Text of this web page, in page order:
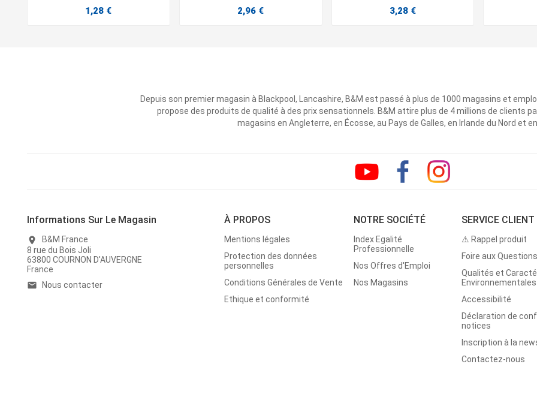
1,28 € 2,96 € 3,28 €
Depuis son premier magasin à Blackpool, Lancashire, B&M est passé à plus de 1000 magasins et
propose des produits de qualité à des prix sensationnels. B&M attire plus de 4 millions de clients
magasins en Angleterre, en Écosse, au Pays de Galles, en Irlande du Nord et
Informations Sur Le Magasin
location_on
B&M France
8 rue du Bois Joli
63800 COURNON D'AUVERGNE
France
email Nous contacter
À PROPOS
Mentions légales
Protection des données
personnelles
Conditions Générales de Vente
Ethique et conformité
NOTRE SOCIÉTÉ
Index Egalité
Professionnelle
Nos Offres d'Emploi
Nos Magasins
SERVICE CLIENT
⚠ Rappel produit
Foire aux
Qualités et
Environnementales
Accessibilité
Déclaration de
notices
Inscription à la
Contactez-nous